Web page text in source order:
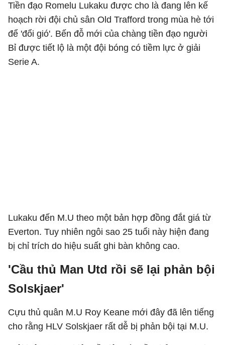
Tiền đạo Romelu Lukaku được cho là đang lên kế
hoạch rời đội chủ sân Old Trafford trong mùa hè tới
để 'đổi gió'. Bến đỗ mới của chàng tiền đạo người
Bỉ được tiết lộ là một đội bóng có tiềm lực ở giải
Serie A.
Lukaku đến M.U theo một bản hợp đồng đắt giá từ
Everton. Tuy nhiên ngôi sao 25 tuổi này hiện đang
bị chỉ trích do hiệu suất ghi bàn không cao.
'Cầu thủ Man Utd rồi sẽ lại phản bội
Solskjaer'
Cựu thủ quân M.U Roy Keane mới đây đã lên tiếng
cho rằng HLV Solskjaer rất dễ bị phản bội tại M.U.